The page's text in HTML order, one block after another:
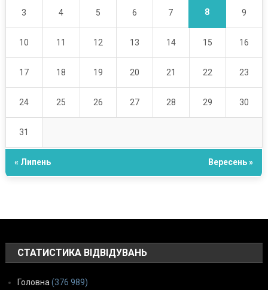
3 4 5 6 7 8 9
10 11 12 13 14 15 16
17 18 19 20 21 22 23
24 25 26 27 28 29 30
31
« Липень Вересень »
СТАТИСТИКА ВІДВІДУВАНЬ
Головна (376 989)